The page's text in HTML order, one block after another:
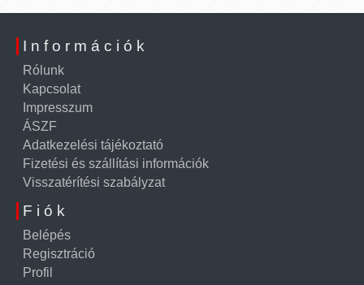
Információk
Rólunk
Kapcsolat
Impresszum
ÁSZF
Adatkezelési tájékoztató
Fizetési és szállítási információk
Visszatérítési szabályzat
Fiók
Belépés
Regisztráció
Profil